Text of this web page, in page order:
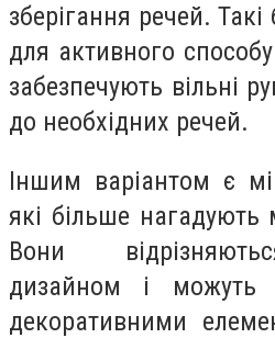
зберігання речей.
для активного
забезпечують вільні
до необхідних речей.
Іншим варіантом є
які більше нагадують
Вони
дизайном і можуть
декоративними